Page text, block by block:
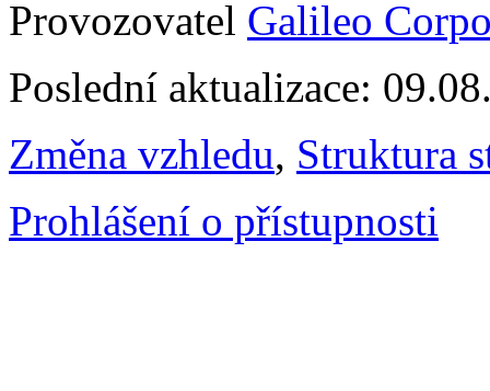
Provozovatel Galileo
Poslední aktualizace:
Změna vzhledu, Struktura
Prohlášení o přístupnosti